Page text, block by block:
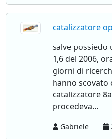
catalizzatore
salve possiedo
1,6 del 2006,
giorni di
hanno scovato
catalizzatore
procedeva...
Gabriele